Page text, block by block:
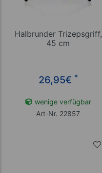
Halbrunder Trizepsgriff,
45 cm
26,95€ *
wenige verfügbar
Art-Nr. 22857